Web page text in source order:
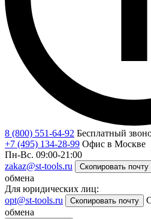
8 (800) 551-64-92 Бесплатный
+7 (495) 134-28-99 Офис в Москве
Пн-Вс. 09:00-21:00
zakaz@st-tools.ru
Скопировать почту
обмена
Для юридических лиц:
opt@st-tools.ru
Скопировать почту
обмена